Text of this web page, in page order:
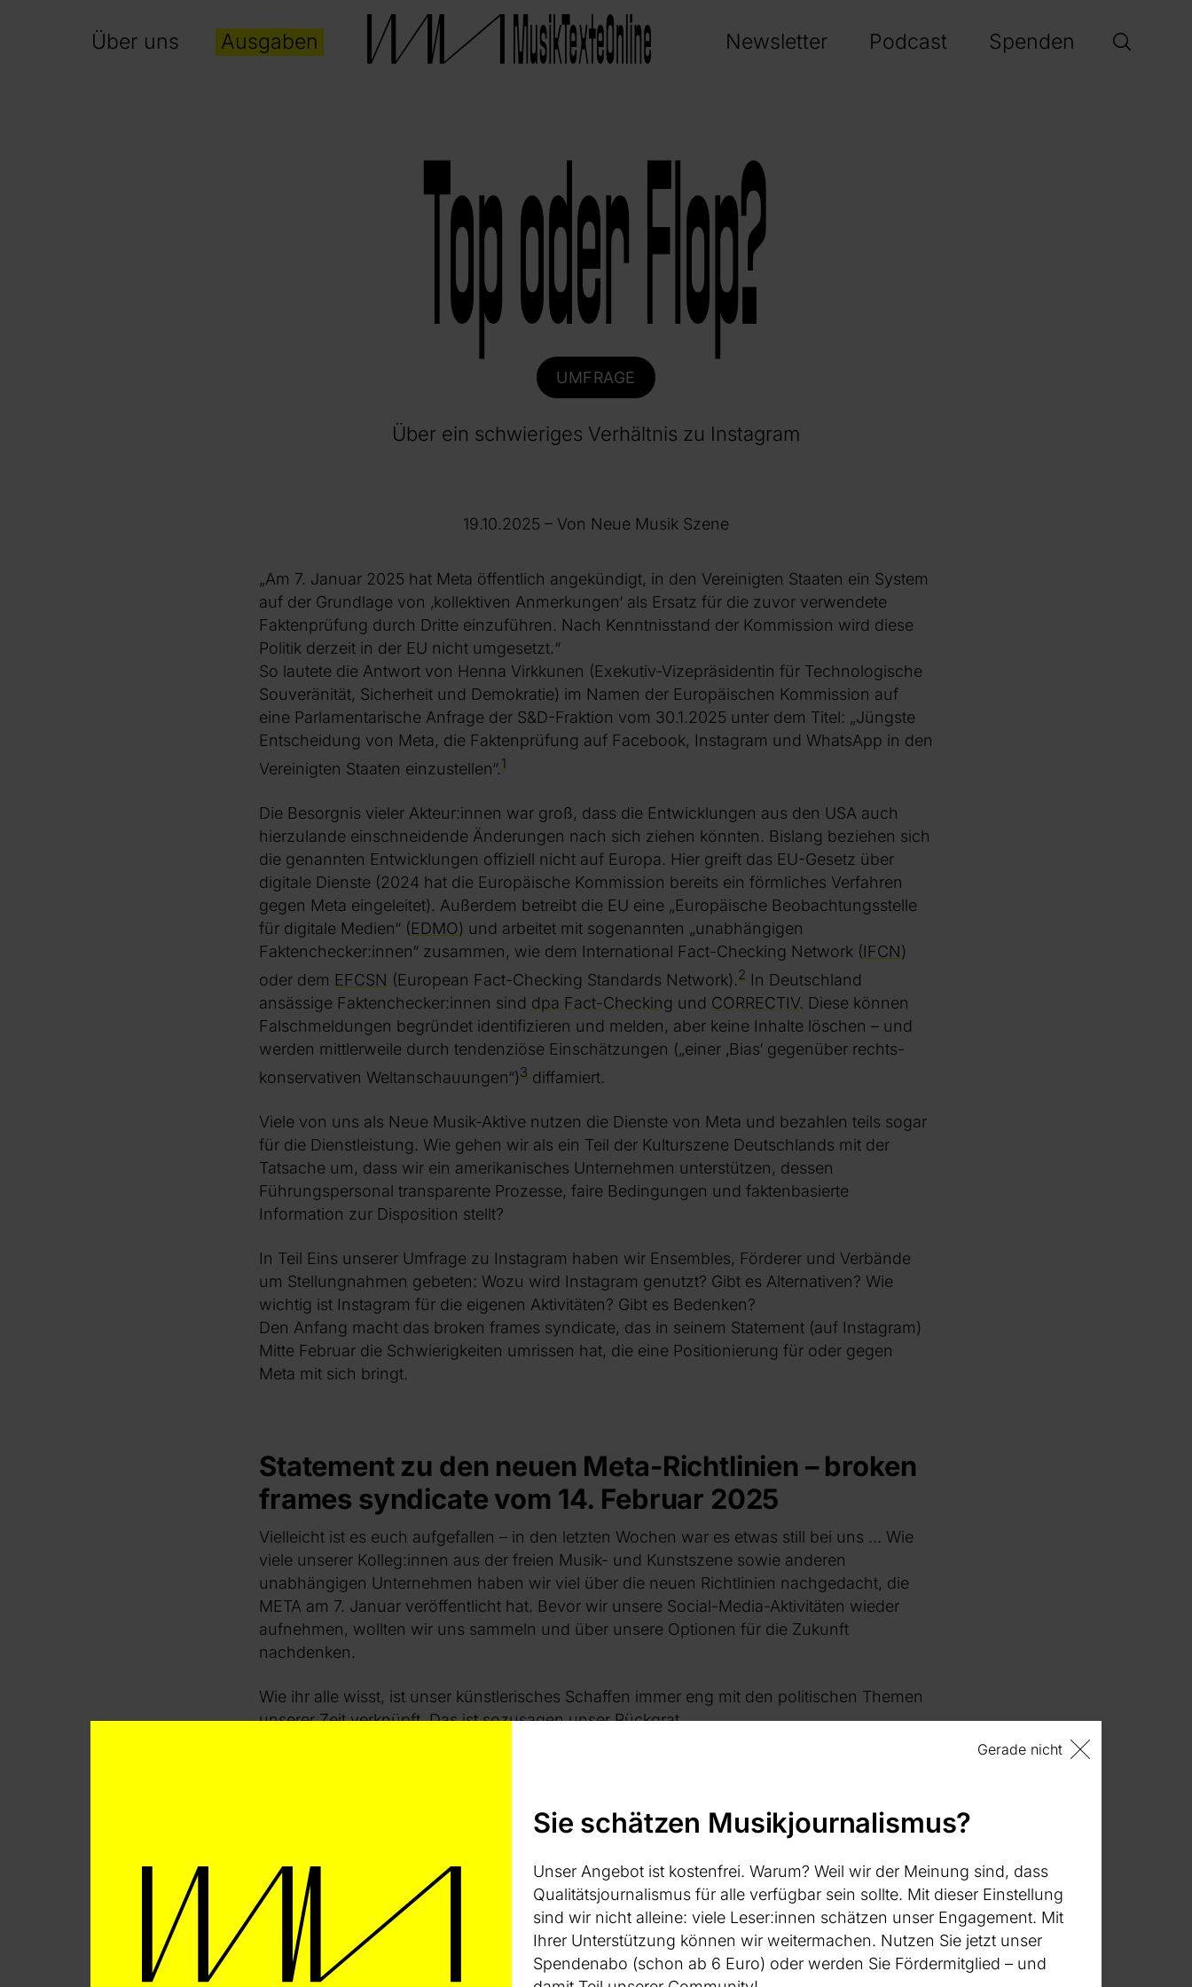
Über uns Ausgaben Newsletter Podcast Spenden
Top oder Flop?
UMFRAGE
Über ein schwieriges Verhältnis zu Instagram
19.10.2025 – Von Neue Musik Szene
„Am 7. Januar 2025 hat Meta öffentlich angekündigt, in den Vereinigten Staaten ein System
auf der Grundlage von ‚kollektiven Anmerkungen‘ als Ersatz für die zuvor verwendete
Faktenprüfung durch Dritte einzuführen. Nach Kenntnisstand der Kommission wird diese
Politik derzeit in der EU nicht umgesetzt.“
So lautete die Antwort von Henna Virkkunen (Exekutiv-Vizepräsidentin für Technologische
Souveränität, Sicherheit und Demokratie) im Namen der Europäischen Kommission auf
eine Parlamentarische Anfrage der S&D-Fraktion vom 30.1.2025 unter dem Titel: „Jüngste
Entscheidung von Meta, die Faktenprüfung auf Facebook, Instagram und WhatsApp in den
Vereinigten Staaten einzustellen“.1
Die Besorgnis vieler Akteur:innen war groß, dass die Entwicklungen aus den USA auch
hierzulande einschneidende Änderungen nach sich ziehen könnten. Bislang beziehen sich
die genannten Entwicklungen offiziell nicht auf Europa. Hier greift das EU-Gesetz über
digitale Dienste (2024 hat die Europäische Kommission bereits ein förmliches Verfahren
gegen Meta eingeleitet). Außerdem betreibt die EU eine „Europäische Beobachtungsstelle
für digitale Medien“ (EDMO) und arbeitet mit sogenannten „unabhängigen
Faktenchecker:innen“ zusammen, wie dem International Fact-Checking Network (IFCN)
oder dem EFCSN (European Fact-Checking Standards Network).2 In Deutschland
ansässige Faktenchecker:innen sind dpa Fact-Checking und CORRECTIV. Diese können
Falschmeldungen begründet identifizieren und melden, aber keine Inhalte löschen – und
werden mittlerweile durch tendenziöse Einschätzungen („einer ‚Bias‘ gegenüber rechts-
konservativen Weltanschauungen“)3 diffamiert.
Viele von uns als Neue Musik-Aktive nutzen die Dienste von Meta und bezahlen teils sogar
für die Dienstleistung. Wie gehen wir als ein Teil der Kulturszene Deutschlands mit der
Tatsache um, dass wir ein amerikanisches Unternehmen unterstützen, dessen
Führungspersonal transparente Prozesse, faire Bedingungen und faktenbasierte
Information zur Disposition stellt?
In Teil Eins unserer Umfrage zu Instagram haben wir Ensembles, Förderer und Verbände
um Stellungnahmen gebeten: Wozu wird Instagram genutzt? Gibt es Alternativen? Wie
wichtig ist Instagram für die eigenen Aktivitäten? Gibt es Bedenken?
Den Anfang macht das broken frames syndicate, das in seinem Statement (auf Instagram)
Mitte Februar die Schwierigkeiten umrissen hat, die eine Positionierung für oder gegen
Meta mit sich bringt.
Statement zu den neuen Meta-Richtlinien – broken
frames syndicate vom 14. Februar 2025
Vielleicht ist es euch aufgefallen – in den letzten Wochen war es etwas still bei uns ... Wie
viele unserer Kolleg:innen aus der freien Musik- und Kunstszene sowie anderen
unabhängigen Unternehmen haben wir viel über die neuen Richtlinien nachgedacht, die
META am 7. Januar veröffentlicht hat. Bevor wir unsere Social-Media-Aktivitäten wieder
aufnehmen, wollten wir uns sammeln und über unsere Optionen für die Zukunft
nachdenken.
Wie ihr alle wisst, ist unser künstlerisches Schaffen immer eng mit den politischen Themen
unserer Zeit verknüpft. Das ist sozusagen unser Rückgrat.
nicht einfach weitermachen, ohne auf einige Probleme einzugehen, die auf der Plattform
schon länger bestehen. Diese Probleme entwickeln sich nun zu offen diskriminierenden
Angesichts der Bedrohung, die diese Richtlinien für bestimmte marginalisierte
Gemeinschaften darstellen können, verurteilen wir METAs Entscheidungen entschieden,
Gerade nicht
Sie schätzen Musikjournalismus?
Unser Angebot ist kostenfrei. Warum? Weil wir der Meinung sind, dass
Qualitätsjournalismus für alle verfügbar sein sollte. Mit dieser Einstellung
sind wir nicht alleine: viele Leser:innen schätzen unser Engagement. Mit
Ihrer Unterstützung können wir weitermachen. Nutzen Sie jetzt unser
Spendenabo (schon ab 6 Euro) oder werden Sie Fördermitglied – und